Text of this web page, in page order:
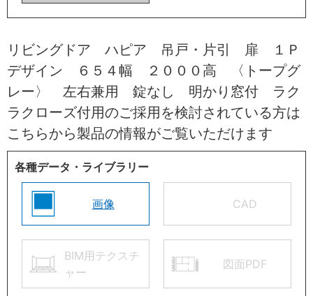
リビングドア ハピア 吊戸・片引 扉 １Ｐ
デザイン ６５４幅 ２０００高 〈トープグ
レー〉 左右兼用 錠なし 明かり窓付 ラク
ラクローズ付用のご採用を検討されている方は
こちらから製品の情報がご覧いただけます
各種データ・ライブラリー
画像 CAD
BIM用テクスチ
ャー
図面PDF